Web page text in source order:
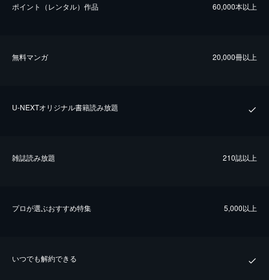
ポイント（レンタル）作品 60,000本以上
無料マンガ 20,000冊以上
U-NEXTオリジナル書籍読み放題
雑誌読み放題 210誌以上
プロが選ぶおすすめ特集 5,000以上
いつでも解約できる